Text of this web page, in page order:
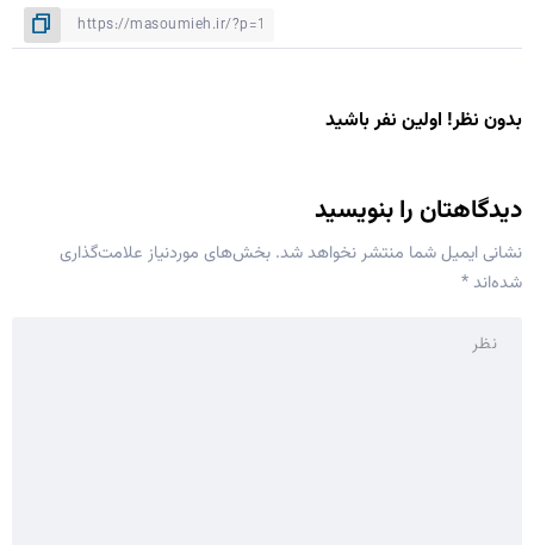
بدون نظر! اولین نفر باشید
دیدگاهتان را بنویسید
نشانی ایمیل شما منتشر نخواهد شد. بخش‌های موردنیاز علامت‌گذاری
شده‌اند*